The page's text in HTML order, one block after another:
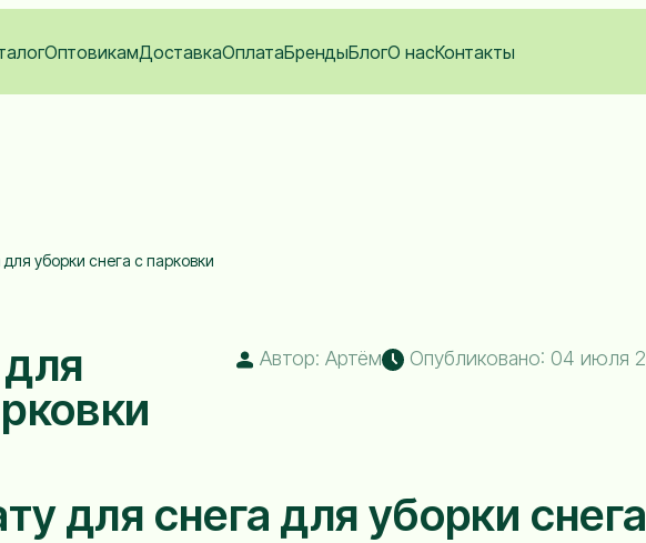
ОптовикамДоставкаОплатаБрендыБлогО насКонтакты
уборки снега с парковки
Автор: Артём Опубликовано: 04 июля
для снега для уборки